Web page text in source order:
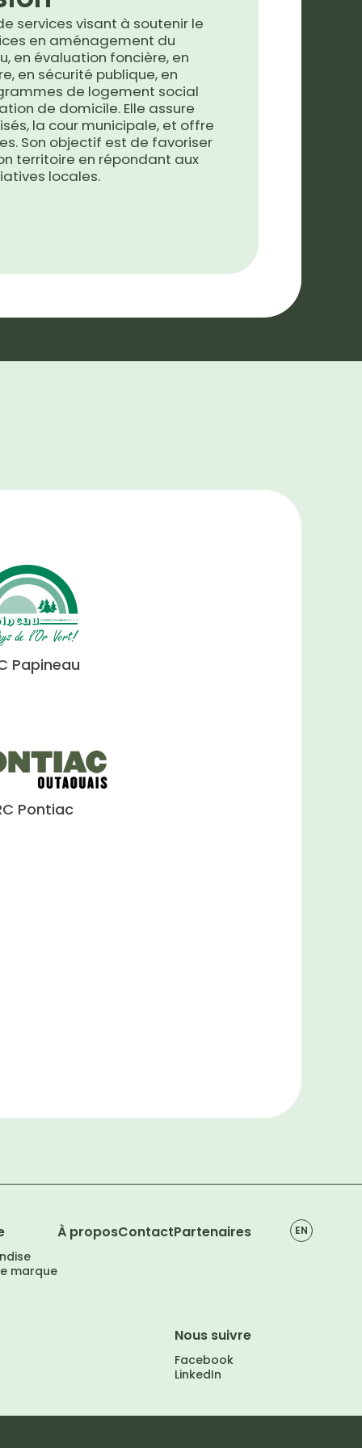
services visant à soutenir le
en aménagement du
en évaluation foncière, en
en sécurité publique, en
de logement social
de domicile. Elle assure
la cour municipale, et offre
Son objectif est de favoriser
territoire en répondant aux
locales.
Papineau
Pontiac
marque
À proposContactPartenaires
Nous suivre
Facebook
LinkedIn
EN